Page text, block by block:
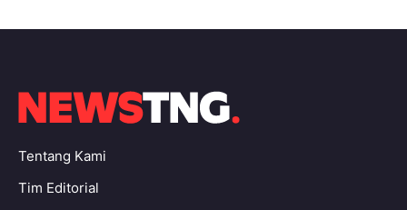
Tentang Kami
Tim Editorial